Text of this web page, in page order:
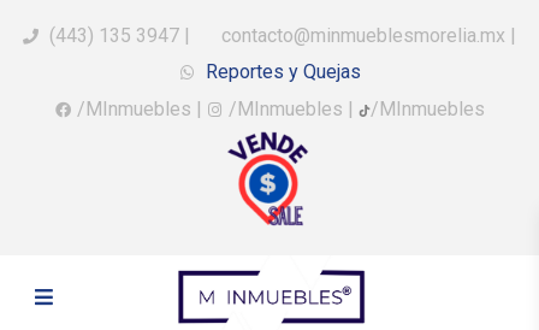
(443) 135 3947 | contacto@minmueblesmorelia.mx |
Reportes y Quejas
/MInmuebles | /MInmuebles | /MInmuebles